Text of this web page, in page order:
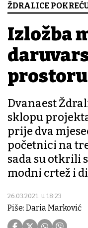
ŽDRALICE
Izložba
Dvanaest
sklopu
prije dva
početnici na
sada su otkrili
modni crtež i
26.03.2021. u 18:23
Piše: Daria Marković